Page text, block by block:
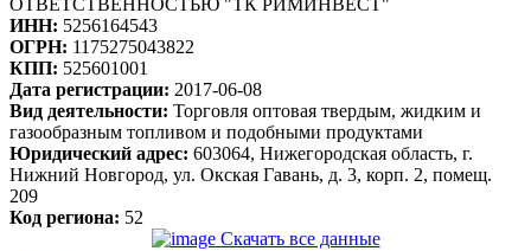
ИНН: 5256164543
ОГРН: 1175275043822
КПП: 525601001
Дата регистрации: 2017-06-08
Вид деятельности: Торговля оптовая твердым, жидким и
газообразным топливом и подобными продуктами
Юридический адрес: 603064, Нижегородская область, г.
Нижний Новгород, ул. Окская Гавань, д. 3, корп. 2, помещ.
209
Код региона: 52
Скачать все данные